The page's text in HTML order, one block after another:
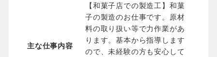
主な仕事内容
【和菓子店での製造工】和菓
子の製造のお仕事です。原材
料の取り扱い等で力作業があ
ります。基本から指導します
ので、未経験の方も安心して